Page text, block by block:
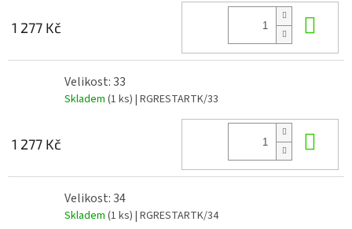
1 277 Kč
Velikost: 33
Skladem (1 ks) | RGRESTARTK/33
1 277 Kč
Velikost: 34
Skladem (1 ks) | RGRESTARTK/34